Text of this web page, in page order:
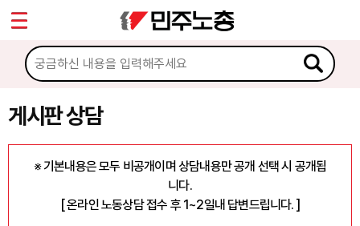
게시판 상담
※ 기본내용은 모두 비공개이며 상담내용만 공개 선택 시 공개됩
니다.
[ 온라인 노동상담 접수 후 1~2일내 답변드립니다. ]
마이페이지
소개
소식
게시판 상담